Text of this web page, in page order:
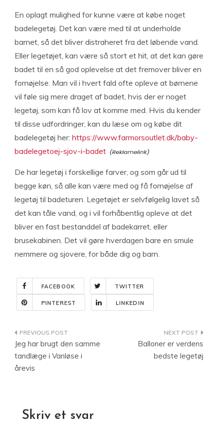
En oplagt mulighed for kunne være at købe noget
badelegetøj. Det kan være med til at underholde
barnet, så det bliver distraheret fra det løbende vand.
Eller legetøjet, kan være så stort et hit, at det kan gøre
badet til en så god oplevelse at det fremover bliver en
fornøjelse. Man vil i hvert fald ofte opleve at børnene
vil føle sig mere draget af badet, hvis der er noget
legetøj, som kan få lov at komme med. Hvis du kender
til disse udfordringer, kan du læse om og købe dit
badelegetøj her: https://www.farmorsoutlet.dk/baby-
badelegetoej-sjov-i-badet
De har legetøj i forskellige farver, og som går ud til
begge køn, så alle kan være med og få fornøjelse af
legetøj til badeturen. Legetøjet er selvfølgelig lavet så
det kan tåle vand, og i vil forhåbentlig opleve at det
bliver en fast bestanddel af badekarret, eller
brusekabinen. Det vil gøre hverdagen bare en smule
nemmere og sjovere, for både dig og barn.
FACEBOOK TWITTER
PINTEREST LINKEDIN
Indlægsnavigation
Jeg har brugt den samme
tandlæge i Vanløse i
årevis
Balloner er verdens
bedste legetøj
Skriv et svar